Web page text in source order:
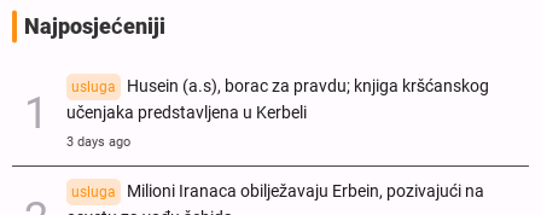
Najposjećeniji
usluga
Husein (a.s), borac za pravdu; knjiga kršćanskog
učenjaka predstavljena u Kerbeli
3 days ago
usluga
Milioni Iranaca obilježavaju Erbein, pozivajući na